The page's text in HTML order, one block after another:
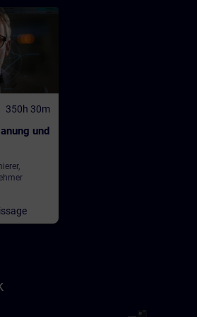
350h 30m
und